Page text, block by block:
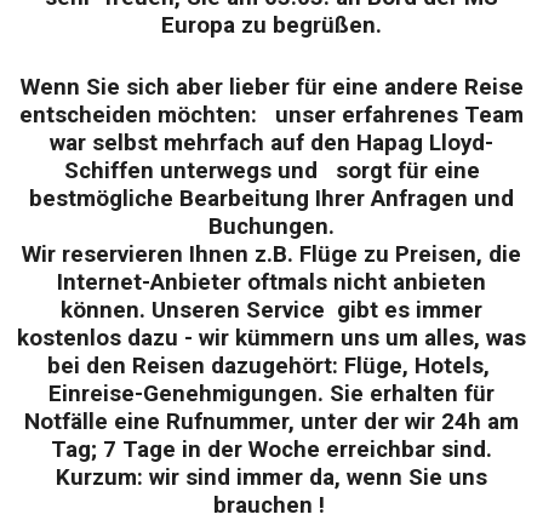
Europa zu begrüßen.
Wenn Sie sich aber lieber für eine andere Reise
entscheiden möchten: unser erfahrenes Team
war selbst mehrfach auf den Hapag Lloyd-
Schiffen unterwegs und sorgt für eine
bestmögliche Bearbeitung Ihrer Anfragen und
Buchungen.
Wir reservieren Ihnen z.B. Flüge zu Preisen, die
Internet-Anbieter oftmals nicht anbieten
können. Unseren Service gibt es immer
kostenlos dazu - wir kümmern uns um alles, was
bei den Reisen dazugehört: Flüge, Hotels,
Einreise-Genehmigungen. Sie erhalten für
Notfälle eine Rufnummer, unter der wir 24h am
Tag; 7 Tage in der Woche erreichbar sind.
Kurzum: wir sind immer da, wenn Sie uns
brauchen !